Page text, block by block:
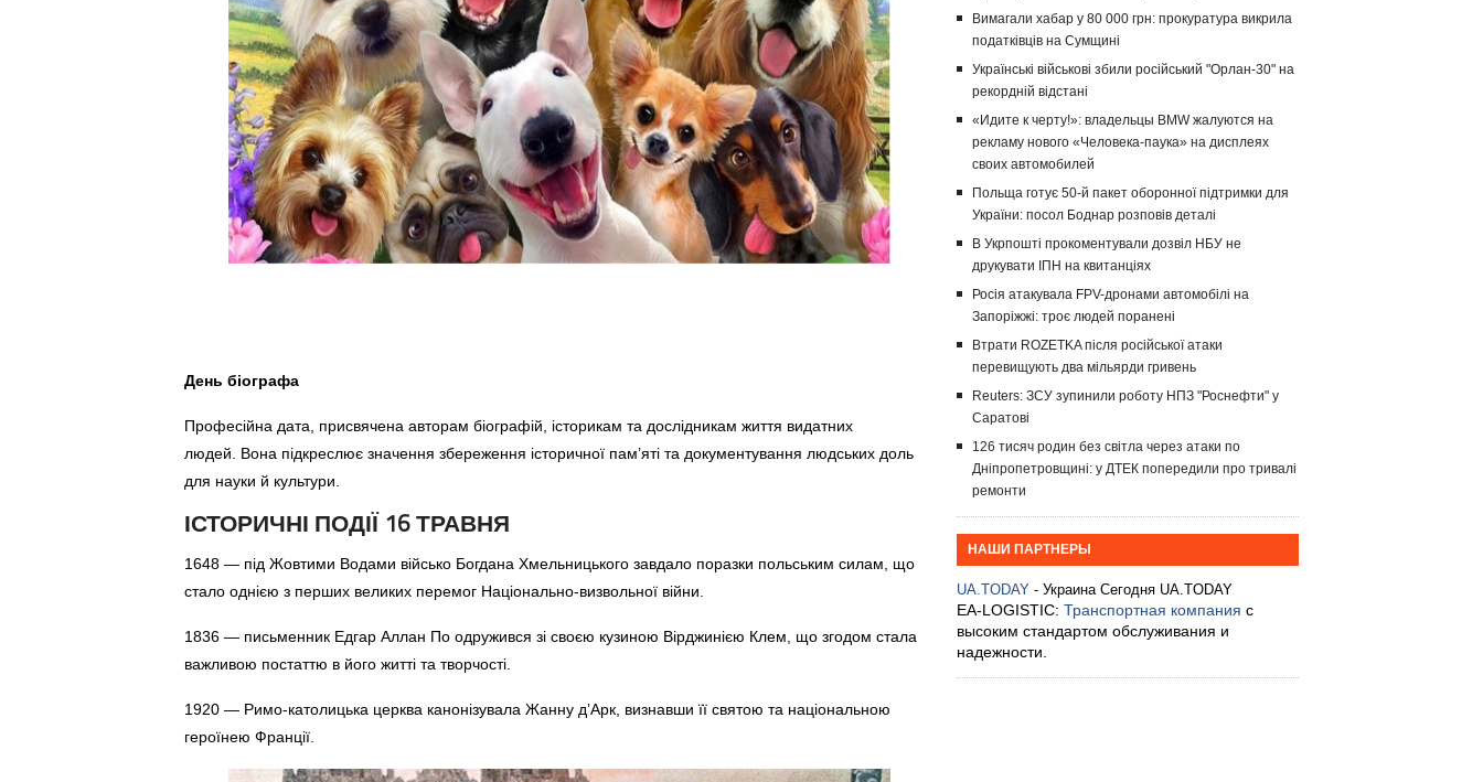
День біографа
Професійна дата, присвячена авторам біографій, історикам та дослідникам життя видатних
людей. Вона підкреслює значення збереження історичної пам’яті та документування людських доль
для науки й культури.
ІСТОРИЧНІ ПОДІЇ 16 ТРАВНЯ
1648 — під Жовтими Водами військо Богдана Хмельницького завдало поразки польським силам, що
стало однією з перших великих перемог Національно-визвольної війни.
1836 — письменник Едгар Аллан По одружився зі своєю кузиною Вірджинією Клем, що згодом стала
важливою постаттю в його житті та творчості.
1920 — Римо-католицька церква канонізувала Жанну д’Арк, визнавши її святою та національною
героїнею Франції.
Вимагали хабар у 80 000 грн: прокуратура викрила
податківців на Сумщині
Українські військові збили російський "Орлан-30" на
рекордній відстані
«Идите к черту!»: владельцы BMW жалуются на
рекламу нового «Человека-паука» на дисплеях
своих автомобилей
Польща готує 50-й пакет оборонної підтримки для
України: посол Боднар розповів деталі
В Укрпошті прокоментували дозвіл НБУ не
друкувати ІПН на квитанціях
Росія атакувала FPV-дронами автомобілі на
Запоріжжі: троє людей поранені
Втрати ROZETKA після російської атаки
перевищують два мільярди гривень
Reuters: ЗСУ зупинили роботу НПЗ "Роснефти" у
Саратові
126 тисяч родин без світла через атаки по
Дніпропетровщині: у ДТЕК попередили про тривалі
ремонти
НАШИ ПАРТНЕРЫ
UA.TODAY - Украина Сегодня UA.TODAY
EA-LOGISTIC: Транспортная компания с
высоким стандартом обслуживания и
надежности.